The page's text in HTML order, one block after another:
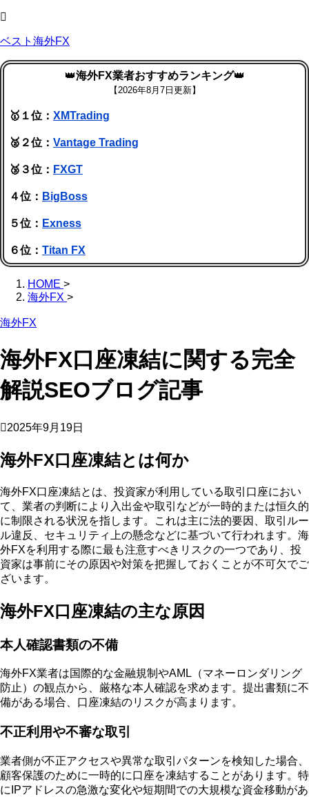
ベスト海外FX
👑海外FX業者おすすめランキング👑
【2026年8月7日更新】
🥇１位： XMTrading
🥈２位： Vantage Trading
🥉３位： FXGT
４位： BigBoss
５位： Exness
６位： Titan FX
HOME >
海外FX >
海外FX
海外FX口座凍結に関する完全
解説SEOブログ記事
2025年9月19日
海外FX口座凍結とは何か
海外FX口座凍結とは、投資家が利用している取引口座におい
て、業者の判断により入出金や取引などが一時的または恒久的
に制限される状況を指します。これは主に法的要因、取引ルー
ル違反、セキュリティ上の懸念などに基づいて行われます。海
外FXを利用する際に最も注意すべきリスクの一つであり、投
資家は事前にその原因や対策を把握しておくことが不可欠でご
ざいます。
海外FX口座凍結の主な原因
本人確認書類の不備
海外FX業者は国際的な金融規制やAML（マネーロンダリング
防止）の観点から、厳格な本人確認を求めます。提出書類に不
備がある場合、口座凍結のリスクが高まります。
不正利用や不審な取引
業者側が不正アクセスや異常な取引パターンを検知した場合、
顧客保護のために一時的に口座を凍結することがあります。特
にIPアドレスの急激な変化や短期間での大規模な資金移動があ